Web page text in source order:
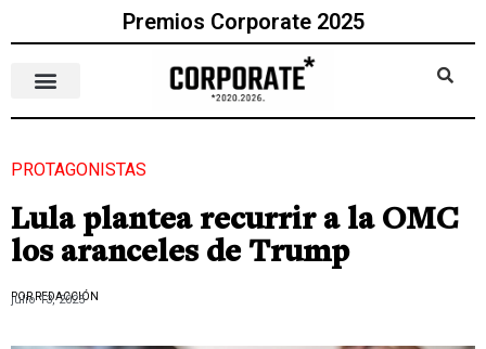
Premios Corporate 2025
PROTAGONISTAS
Lula plantea recurrir a la OMC
los aranceles de Trump
POR REDACCIÓN
julio 13, 2025